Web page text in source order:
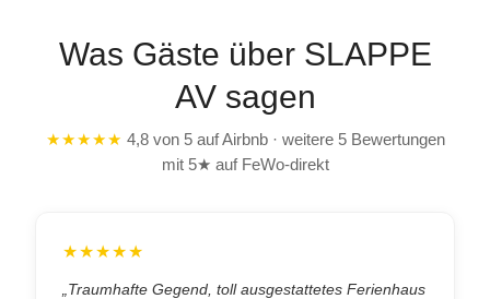
Was Gäste über SLAPPE
AV sagen
★★★★★ 4,8 von 5 auf Airbnb · weitere 5 Bewertungen
mit 5★ auf FeWo-direkt
★★★★★
„Traumhafte Gegend, toll ausgestattetes Ferienhaus